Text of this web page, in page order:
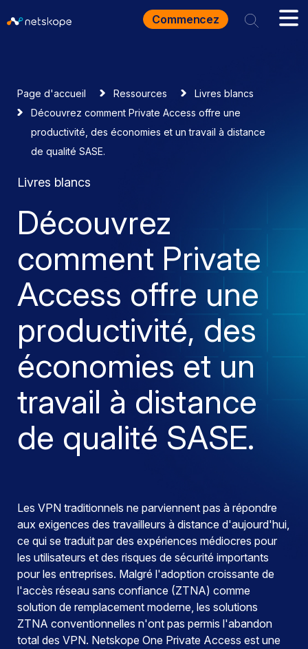
Commencez
Page d'accueil Ressources
Livres blancs
Découvrez comment Private Access offre une
productivité, des économies et un travail à distance
de qualité SASE.
Livres blancs
Découvrez
comment Private
Access offre une
productivité, des
économies et un
travail à distance
de qualité SASE.
Les VPN traditionnels ne parviennent pas à répondre
aux exigences des travailleurs à distance d'aujourd'hui,
ce qui se traduit par des expériences médiocres pour
les utilisateurs et des risques de sécurité importants
pour les entreprises. Malgré l'adoption croissante de
l'accès réseau sans confiance (ZTNA) comme
solution de remplacement moderne, les solutions
ZTNA conventionnelles n'ont pas permis l'abandon
total des VPN. Netskope One Private Access est une